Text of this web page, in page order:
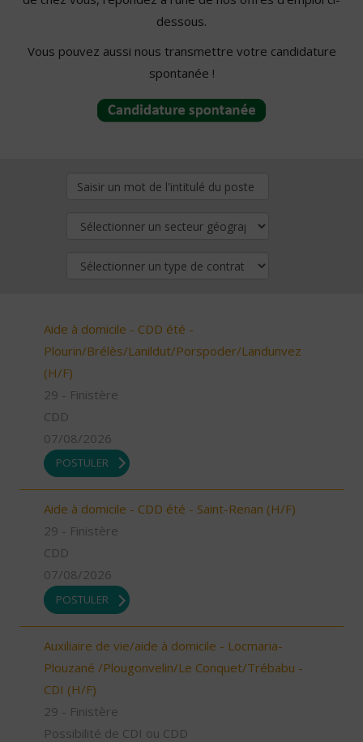
dessous.
Vous pouvez aussi nous transmettre votre candidature
spontanée !
Aide à domicile - CDD été -
Plourin/Brélès/Lanildut/Porspoder/Landunvez
(H/F)
29 - Finistère
CDD
07/08/2026
POSTULER
Aide à domicile - CDD été - Saint-Renan (H/F)
29 - Finistère
CDD
07/08/2026
POSTULER
Auxiliaire de vie/aide à domicile - Locmaria-
Plouzané /Plougonvelin/Le Conquet/Trébabu -
CDI (H/F)
29 - Finistère
Possibilité de CDI ou CDD